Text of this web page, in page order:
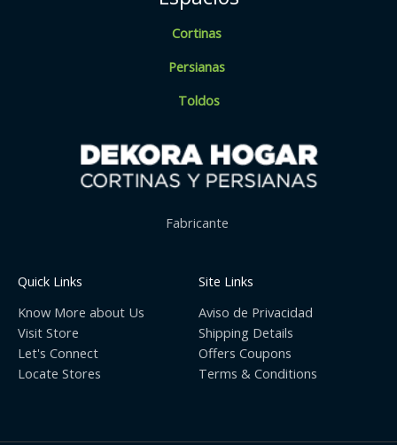
Cortinas
Persianas
Toldos
Fabricante
Quick Links
Know More about Us
Visit Store
Let's Connect
Locate Stores
Site Links
Aviso de Privacidad
Shipping Details
Offers Coupons
Terms & Conditions